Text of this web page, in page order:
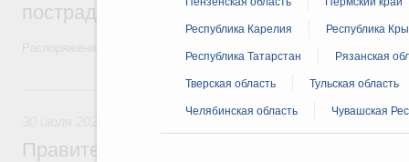
Республика Карелия Республика
Республика Татарстан Рязанская
Тверская область Тульская область
Челябинская область Чувашская
пострадавшим от наводнения
Распоряжение от 28 июля 2026 года №1999-р и распоряжение от
30 июля, четверг
Оборот бензина и дизельного топлива
Правительство ввело новый временный